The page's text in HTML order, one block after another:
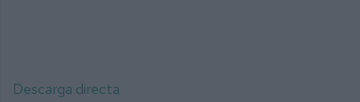
Descarga directa